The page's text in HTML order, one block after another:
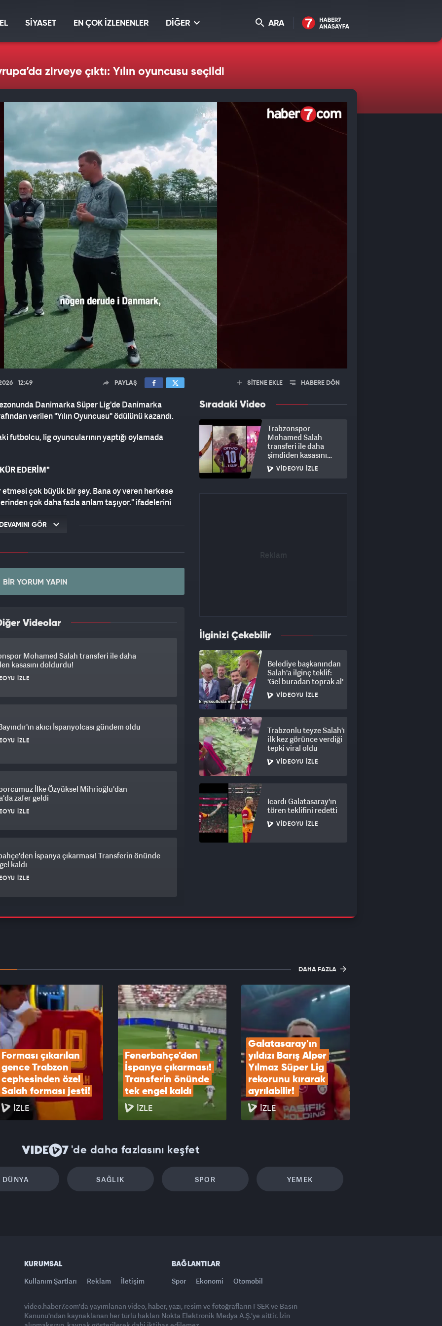
SİYASET EN ÇOK İZLENENLER DİĞER ARA
zirveye çıktı: Yılın oyuncusu seçildi
12:49 PAYLAŞ
Danimarka Süper Lig'de Danimarka
verilen "Yılın Oyuncusu" ödülünü kazandı.
futbolcu, lig oyuncularının yaptığı oylamada
EDERİM"
çok büyük bir şey. Bana oy veren herkese
çok daha fazla anlam taşıyor." ifadelerini
ödülü, 1989 yılından bu yana oyuncuların
2 kez çağrılan Aral Şimşir, ay-yıldızlıların
PUSUDA
peşinde olduğu Aral'a Avrupa'dan da
yaz Danimarka'dan ayrılması bekleniyor.
9 gol ve 15 asistlik performans sergiledi.
DEVAMINI GÖR
BIR YORUM YAPIN
Videolar
Mohamed Salah transferi ile daha
kasasını doldurdu!
İZLE
akıcı İspanyolcası gündem oldu
İZLE
İlke Özyüksel Mihrioğlu'dan
zafer geldi
İZLE
İspanya çıkarması! Transferin önünde
kaldı
İZLE
anneannesi Sebahat Eryalçın vefat
İZLE
SİTENE EKLE HABERE DÖN
Sıradaki Video
Trabzonspor
Mohamed Salah
transferi ile daha
şimdiden kasasını
doldurdu!
VIDEOYU İZLE
İlginizi Çekebilir
Belediye başkanından
Salah'a ilginç teklif:
'Gel buradan toprak al'
VIDEOYU İZLE
Trabzonlu teyze Salah'ı
ilk kez görünce verdiği
tepki viral oldu
VIDEOYU İZLE
Icardı Galatasaray'ın
tören teklifini redetti
VIDEOYU İZLE
DAHA FAZLA
Forması çıkarılan
gence Trabzon
cephesinden özel
Salah forması jesti!
İZLE
Fenerbahçe'den
İspanya çıkarması!
Transferin önünde
tek engel kaldı
İZLE
Galatasaray'ın
yıldızı Barış Alper
Yılmaz Süper Lig
rekorunu kırarak
ayrılabilir!
İZLE
'de daha fazlasını keşfet
DÜNYA SAĞLIK SPOR YEMEK
KURUMSAL
Kullanım Şartları Reklam İletişim
BAĞLANTILAR
Spor Ekonomi Otomobil
video.haber7.com'da yayımlanan video, haber, yazı, resim ve fotoğrafların FSEK ve Basın
Kanunu'ndan kaynaklanan her türlü hakları Nokta Elektronik Medya A.Ş.'ye aittir. İzin